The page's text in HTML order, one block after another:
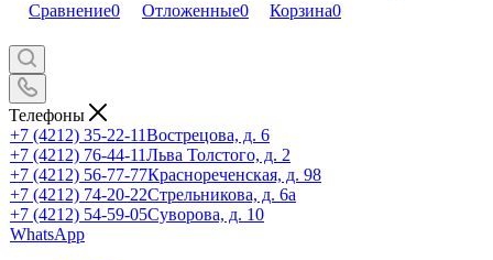
Сравнение0 Отложенные0 Корзина0
Телефоны
+7 (4212) 35-22-11Вострецова, д. 6
+7 (4212) 76-44-11Льва Толстого, д. 2
+7 (4212) 56-77-77Краснореченская, д. 98
+7 (4212) 74-20-22Стрельникова, д. 6а
+7 (4212) 54-59-05Суворова, д. 10
WhatsApp